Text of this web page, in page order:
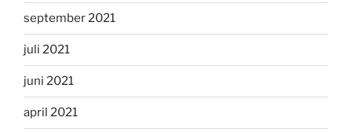
september 2021
juli 2021
juni 2021
april 2021